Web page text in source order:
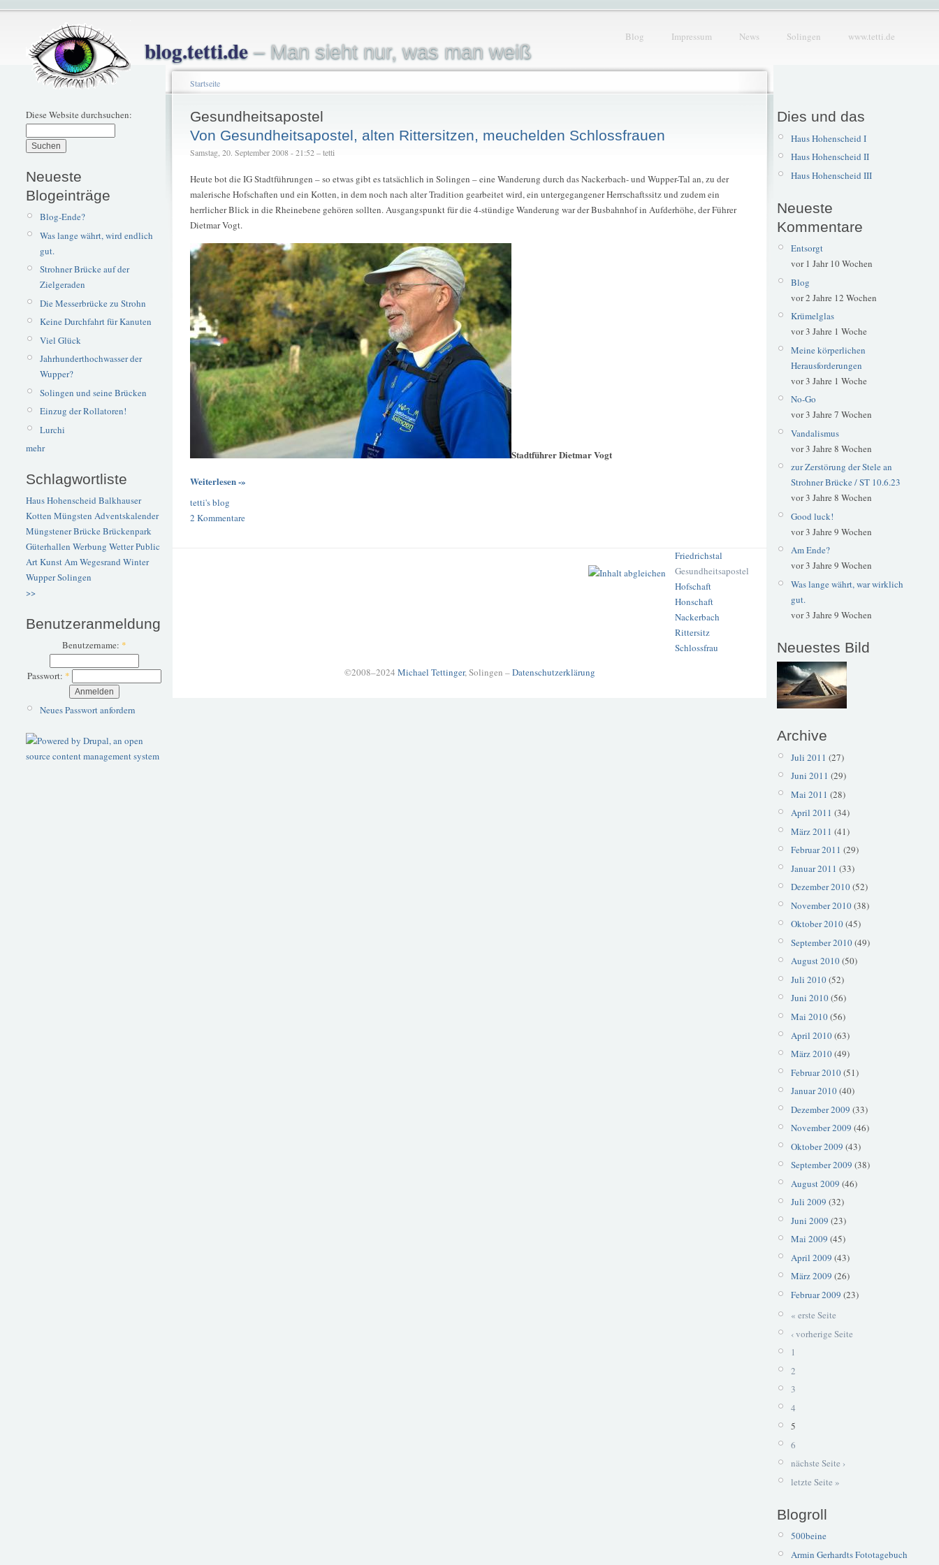
blog.tetti.de– Man sieht nur, was man weiß
Blog Impressum News Solingen www.tetti.de
Diese Website durchsuchen:
Neueste
Blogeinträge
Blog-Ende?
Was lange währt, wird endlich
gut.
Strohner Brücke auf der
Zielgeraden
Die Messerbrücke zu Strohn
Keine Durchfahrt für Kanuten
Viel Glück
Jahrhunderthochwasser der
Wupper?
Solingen und seine Brücken
Einzug der Rollatoren!
Lurchi
mehr
Schlagwortliste
Haus Hohenscheid Balkhauser
Kotten Müngsten Adventskalender
Müngstener BrückeBrückenpark
Güterhallen Werbung WetterPublic
ArtKunstAm Wegesrand Winter
WupperSolingen
>>
Benutzeranmeldung
Benutzername: *
Passwort: *
Neues Passwort anfordern
Startseite
Gesundheitsapostel
Von Gesundheitsapostel, alten Rittersitzen, meuchelden Schlossfrauen
Samstag, 20. September 2008 - 21:52 – tetti
Heute bot die IG Stadtführungen – so etwas gibt es tatsächlich in Solingen – eine Wanderung durch das Nackerbach- und Wupper-Tal an, zu der
malerische Hofschaften und ein Kotten, in dem noch nach alter Tradition gearbeitet wird, ein untergegangener Herrschaftssitz und zudem ein
herrlicher Blick in die Rheinebene gehören sollten. Ausgangspunkt für die 4-stündige Wanderung war der Busbahnhof in Aufderhöhe, der Führer
Dietmar Vogt.
Stadtführer Dietmar Vogt
Weiterlesen -»
tetti's blog
2 Kommentare
Friedrichstal
Gesundheitsapostel
Hofschaft
Honschaft
Nackerbach
Rittersitz
Schlossfrau
©2008–2024 Michael Tettinger, Solingen –Datenschutzerklärung
Dies und das
Haus Hohenscheid I
Haus Hohenscheid II
Haus Hohenscheid III
Neueste
Kommentare
Entsorgt
vor 1 Jahr 10 Wochen
Blog
vor 2 Jahre 12 Wochen
Krümelglas
vor 3 Jahre 1 Woche
Meine körperlichen
Herausforderungen
vor 3 Jahre 1 Woche
No-Go
vor 3 Jahre 7 Wochen
Vandalismus
vor 3 Jahre 8 Wochen
zur Zerstörung der Stele an
Strohner Brücke / ST 10.6.23
vor 3 Jahre 8 Wochen
Good luck!
vor 3 Jahre 9 Wochen
Am Ende?
vor 3 Jahre 9 Wochen
Was lange währt, war wirklich
gut.
vor 3 Jahre 9 Wochen
Neuestes Bild
Archive
Juli 2011 (27)
Juni 2011 (29)
Mai 2011 (28)
April 2011 (34)
März 2011 (41)
Februar 2011 (29)
Januar 2011 (33)
Dezember 2010(52)
November 2010(38)
Oktober 2010(45)
September 2010(49)
August 2010(50)
Juli 2010(52)
Juni 2010(56)
Mai 2010(56)
April 2010(63)
März 2010(49)
Februar 2010(51)
Januar 2010(40)
Dezember 2009 (33)
November 2009 (46)
Oktober 2009 (43)
September 2009 (38)
August 2009 (46)
Juli 2009 (32)
Juni 2009 (23)
Mai 2009 (45)
April 2009 (43)
März 2009 (26)
Februar 2009 (23)
« erste Seite
‹ vorherige Seite
1
2
3
4
5
6
nächste Seite ›
letzte Seite »
Blogroll
500beine
Armin Gerhardts Fototagebuch